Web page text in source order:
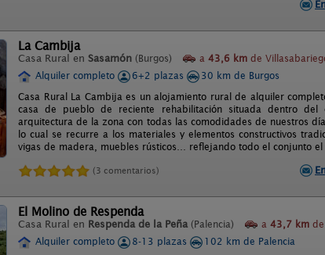
La Cambija
Casa Rural en Sasamón (Burgos) a 43,6 km de
Alquiler completo
6+2 plazas
30 km de Burgos
Casa Rural La Cambija es un alojamiento rural de alquiler
casa de pueblo de reciente rehabilitación situada dentro
arquitectura de la zona con todas las comodidades de nuestros
lo cual se recurre a los materiales y elementos constructivos
vigas de madera, muebles rústicos… reflejando todo el conjunto el
(3 comentarios)
El Molino de Respenda
Casa Rural en Respenda de la Peña (Palencia) a 43,7 km
Alquiler completo
8-13 plazas
102 km de Palencia